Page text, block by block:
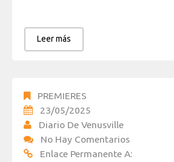
Leer más
PREMIERES
23/05/2025
Diario De Venusville
No Hay Comentarios
Enlace Permanente A: